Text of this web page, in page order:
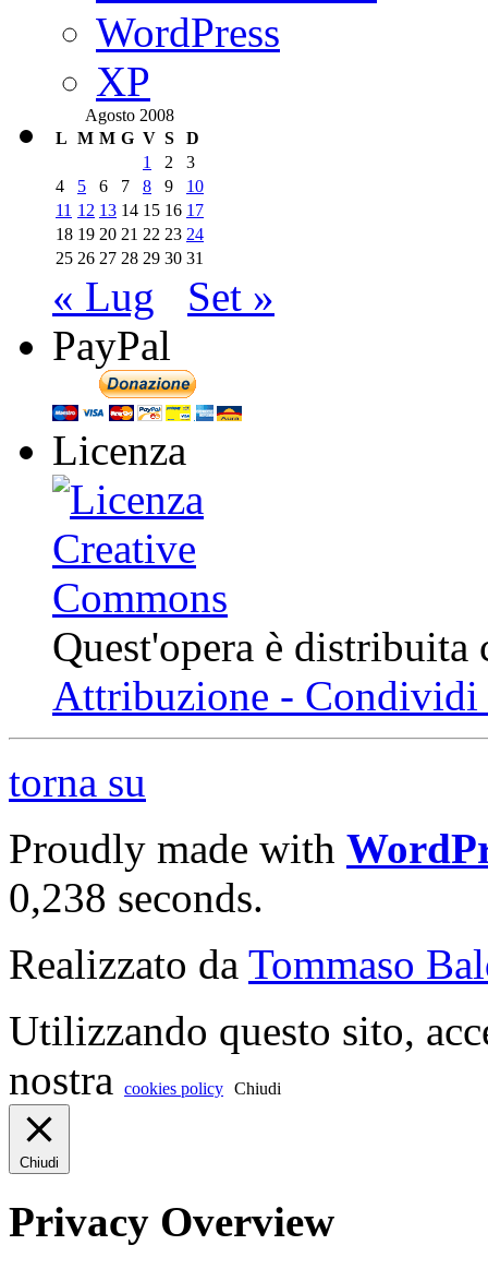
WordPress
XP
Agosto 2008
L M M G V S
D
1
2
3
4
5 6 7 8 9
10
11 12 13 14 15 16 17
18 19 20 21 22 23 24
25 26 27 28 29 30 31
« Lug
Set »
PayPal
Licenza
Quest'opera è
Attribuzione - Condividi
torna su
Proudly made with
0,238 seconds.
Realizzato da Tommaso
Utilizzando questo sito,
nostra
cookies policy Chiudi
Chiudi
Privacy Overview